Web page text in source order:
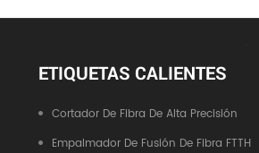
ETIQUETAS CALIENTES
Cortador De Fibra De Alta Precisión
Empalmador De Fusión De Fibra FTTH